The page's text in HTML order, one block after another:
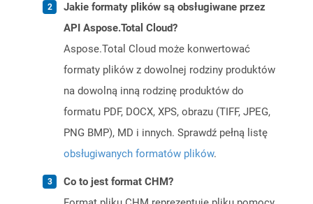
Jakie formaty plików są obsługiwane przez
API Aspose.Total Cloud?
Aspose.Total Cloud może konwertować
formaty plików z dowolnej rodziny produktów
na dowolną inną rodzinę produktów do
formatu PDF, DOCX, XPS, obrazu (TIFF, JPEG,
PNG BMP), MD i innych. Sprawdź pełną listę
obsługiwanych formatów plików.
Co to jest format CHM?